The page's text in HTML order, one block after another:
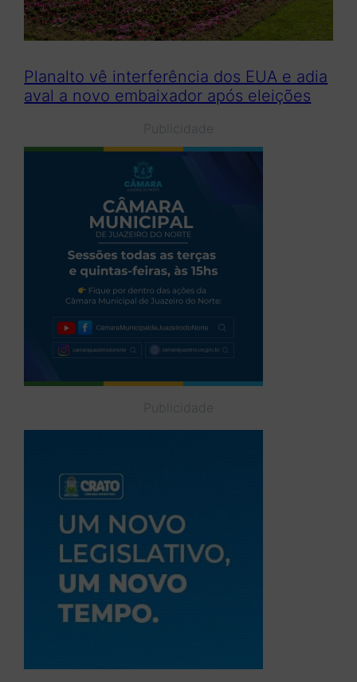
Planalto vê interferência dos EUA e adia
aval a novo embaixador após eleições
Publicidade
Publicidade